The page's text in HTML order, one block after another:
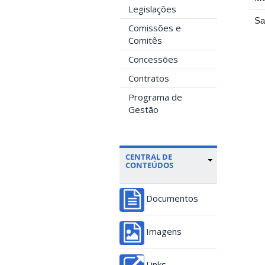
Legislações
Comissões e
Comitês
Concessões
Contratos
Programa de
Gestão
CENTRAL DE
CONTEÚDOS
Documentos
Imagens